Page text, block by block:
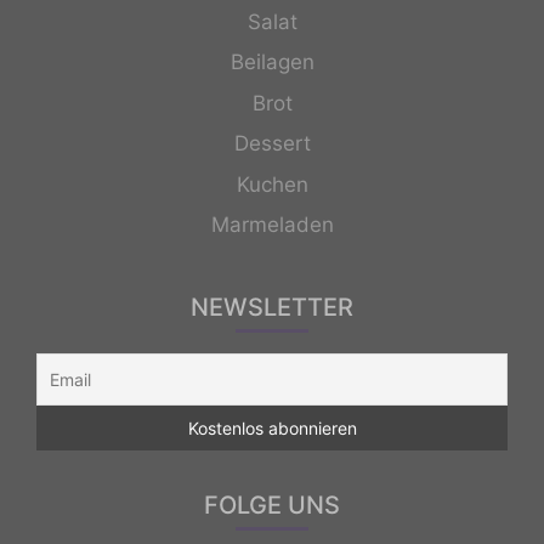
Salat
Beilagen
Brot
Dessert
Kuchen
Marmeladen
NEWSLETTER
FOLGE UNS